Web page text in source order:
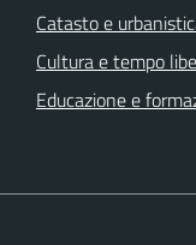
Catasto e
Cultura e tempo
Educazione e